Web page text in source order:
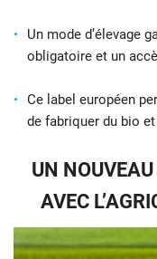
Un mode d’élevage
obligatoire et un
Ce label européen
de fabriquer du bio
UN
AVEC